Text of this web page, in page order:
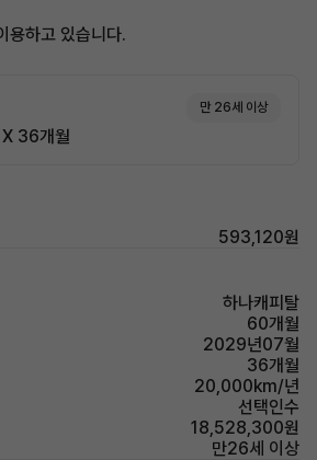
용하고 있습니다.
만 26세 이상
36개월
593,120원
하나캐피탈
60개월
2029년07월
36개월
20,000km/년
선택인수
18,528,300원
만26세 이상